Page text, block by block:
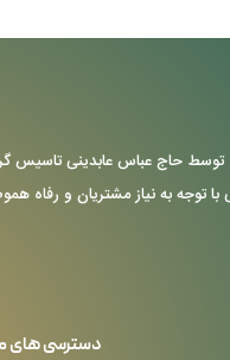
آجیل و خشکبار عابدینی در سال 1355
با توجه به نیاز مشتریان و رفاه
دسترسی های